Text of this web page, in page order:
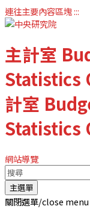
連往主要內容區塊:::
主計室
Statistics
計室
Statistics
網站導覽
主選單
關閉選單/close menu